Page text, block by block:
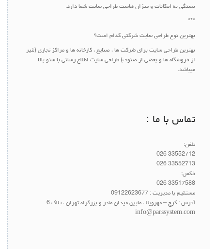
بستگی به امکانات و میزان هاست طراحی سایت شما دارد.
***
بهترین نوع طراحی سایت شرکتی کدام است؟
بهترین طراحی سایت برای شرکت ها ، صنایع ، کارخانه ها و مراکز تجاری (غیر
از فروشگاه ها و بعضی از صنوف) طراحی سایت اطلاع رسانی با سئو بالا
میباشد.
تماس با ما :
تلفن:
33552712 026
33552713 026
فکس:
33517588 026
مستقیم با مدیریت : 09122623677
آدرس : کرج – مهرویلا ، مابین میدان مادر و بزرگراه تهران ، پلاک 6
info@parssystem.com